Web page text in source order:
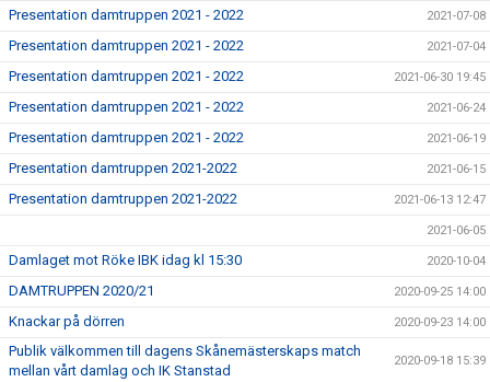
Presentation damtruppen 2021 - 2022 2021-07-08
Presentation damtruppen 2021 - 2022 2021-07-04
Presentation damtruppen 2021 - 2022 2021-06-30 19:45
Presentation damtruppen 2021 - 2022 2021-06-24
Presentation damtruppen 2021 - 2022 2021-06-19
Presentation damtruppen 2021-2022 2021-06-15
Presentation damtruppen 2021-2022 2021-06-13 12:47
2021-06-05
Damlaget mot Röke IBK idag kl 15:30 2020-10-04
DAMTRUPPEN 2020/21 2020-09-25 14:00
Knackar på dörren 2020-09-23 14:00
Publik välkommen till dagens Skånemästerskaps match
mellan vårt damlag och IK Stanstad
2020-09-18 15:39